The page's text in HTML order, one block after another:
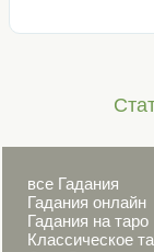
все Гадания
Гадания онлайн
Гадания на таро
Классическое